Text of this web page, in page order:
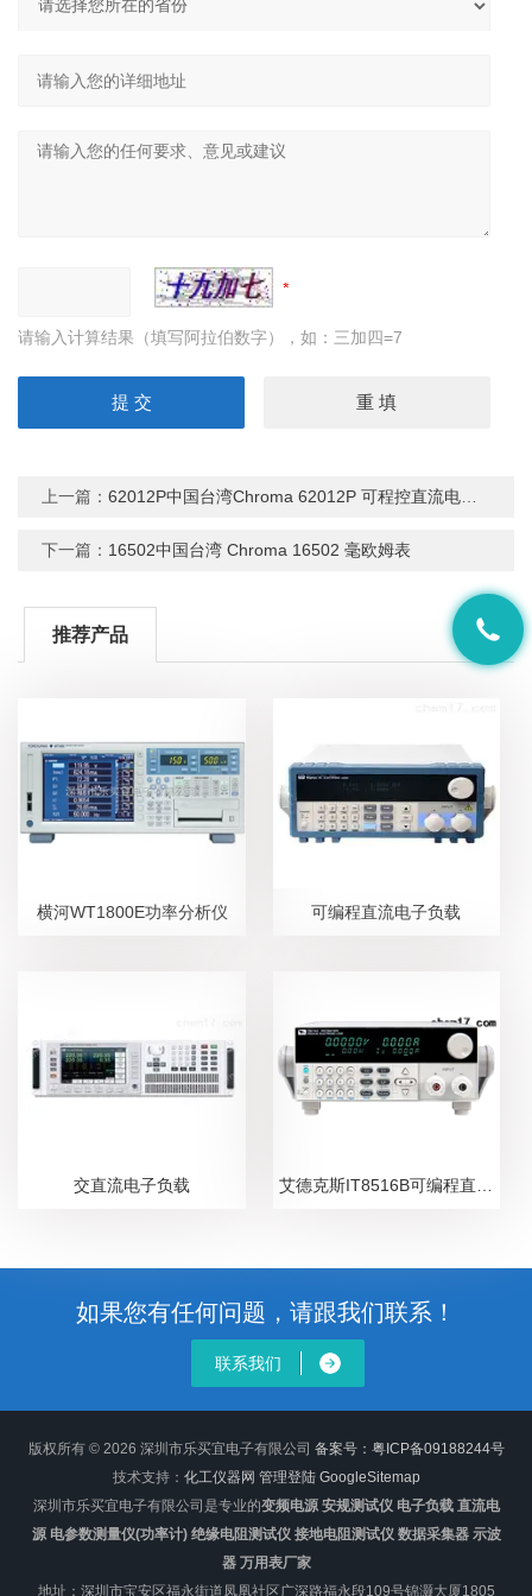
请输入计算结果（填写阿拉伯数字），如：三加四=7
上一篇：62012P中国台湾Chroma 62012P 可程控直流电源供应器
下一篇： 16502中国台湾 Chroma 16502 毫欧姆表
推荐产品
横河WT1800E功率分析仪 可编程直流电子负载
交直流电子负载
如果您有任何问题，请跟我们联系！
联系我们
版权所有 © 2026 深圳市乐买宜电子有限公司 备案号：粤ICP备09188244号
技术支持： 化工仪器网 管理登陆 GoogleSitemap
深圳市乐买宜电子有限公司是专业的变频电源 安规测试仪 电子负载 直流电
源 电参数测量仪(功率计) 绝缘电阻测试仪 接地电阻测试仪 数据采集器 示波
器 万用表厂家
地址：深圳市宝安区福永街道凤凰社区广深路福永段109号锦灏大厦1805